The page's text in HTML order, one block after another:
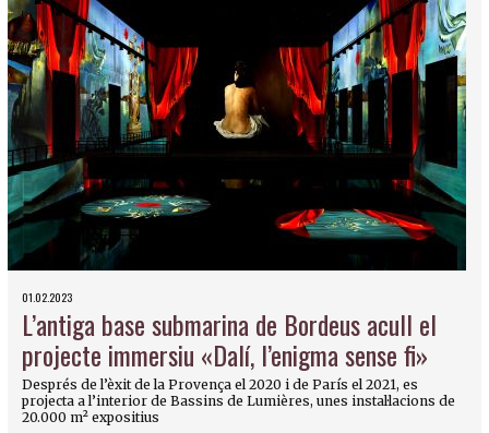
01.02.2023
L’antiga base submarina de Bordeus acull el
projecte immersiu «Dalí, l’enigma sense fi»
Després de l’èxit de la Provença el 2020 i de París el 2021, es
projecta a l’interior de Bassins de Lumières, unes instal·lacions de
20.000 m² expositius